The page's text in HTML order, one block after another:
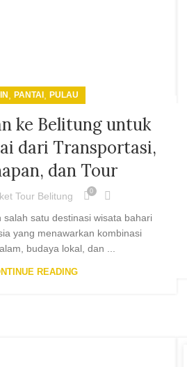
PANTAI PULAU
ke Belitung untuk
dari Transportasi,
dan Tour
Tour Belitung 0
salah satu destinasi wisata bahari
yang menawarkan kombinasi
budaya lokal, dan ...
READING